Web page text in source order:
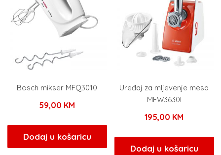
Bosch mikser MFQ3010
59,00 KM
Dodaj u košaricu
Uređaj za mljevenje mesa
MFW3630I
195,00 KM
Dodaj u košaricu